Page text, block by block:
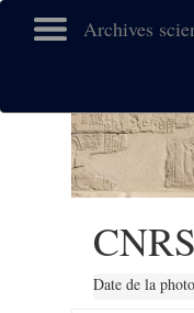
Archives
Date de la